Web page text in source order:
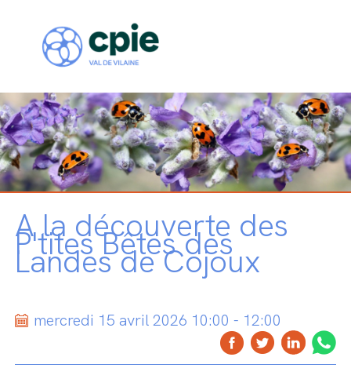
A la découverte des
P'tites Bêtes des
Landes de Cojoux
mercredi 15 avril 2026 10:00 - 12:00